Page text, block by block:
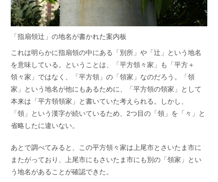
「指扇領辻」の地名が書かれた案内板
これは明らかに指扇領の中にある「別所」や「辻」という地名
を意味している。ということは、「平方領々家」も「平方＋
領々家」ではなく、「平方領」の「領家」なのだろう。「領
家」という地名が他にもあるために、「平方領の領家」として
本来は「平方領領家」と書いていた考えられる。しかし、
「領」という漢字が続いているため、2つ目の「領」を「々」と
省略したに違いない。
あとで調べてみると、この平方領々家は上尾市とさいたま市に
またがっており、上尾市にもさいたま市にも別の「領家」とい
う地名があることが確認できた。